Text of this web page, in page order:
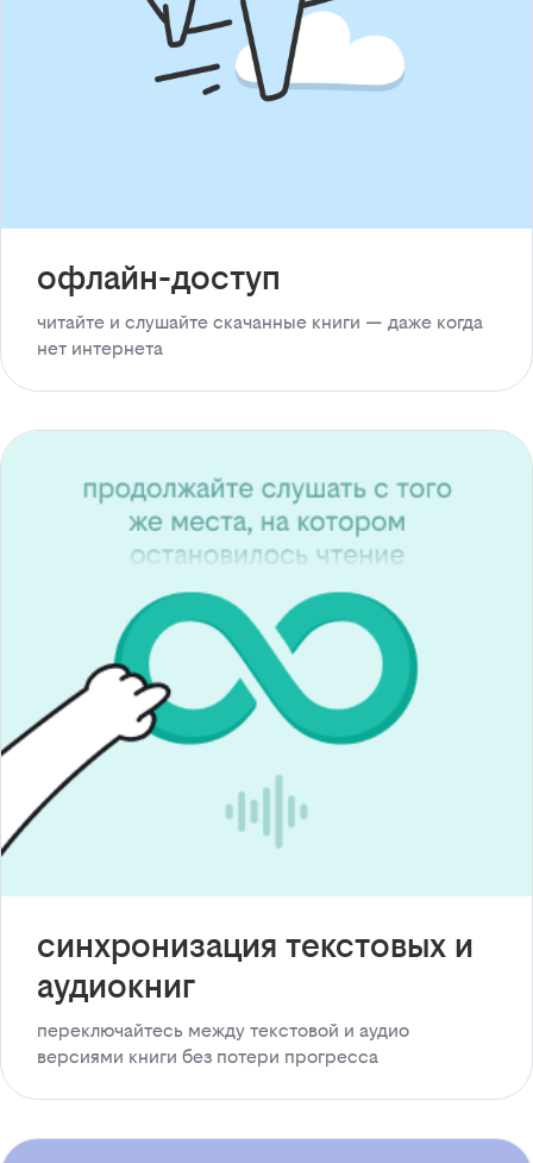
офлайн-доступ
читайте и слушайте скачанные книги — даже когда
нет интернета
синхронизация текстовых и
аудиокниг
переключайтесь между текстовой и аудио
версиями книги без потери прогресса